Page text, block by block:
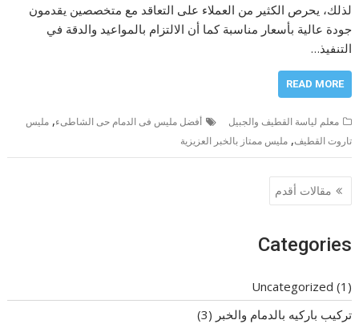
لذلك، يحرص الكثير من العملاء على التعاقد مع متخصصين يقدمون
جودة عالية بأسعار مناسبة كما أن الالتزام بالمواعيد والدقة في
التنفيذ…
READ MORE
معلم لياسة القطيف والجبيل أفضل مليس فى الدمام حى الشاطىء,مليس
تاروت القطيف,مليس ممتاز بالخبر العزيزية
تصفّح
المقالات
مقالات أقدم
Categories
Uncategorized (1)
تركيب باركيه بالدمام والخبر (3)